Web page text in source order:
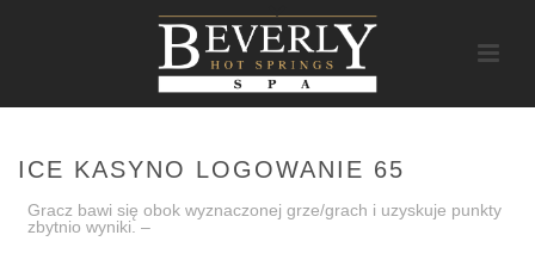
ICE KASYNO LOGOWANIE 65
Gracz bawi się obok wyznaczonej grze/grach i uzyskuje punkty
zbytnio wyniki. –